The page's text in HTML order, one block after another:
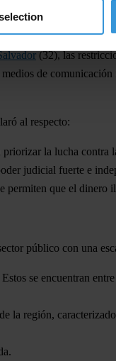
riesgos
millones de familias
(32), las
de
al respecto:
la lucha
judicial fuerte e
permiten que el dinero
público con una
se encuentran
la región,